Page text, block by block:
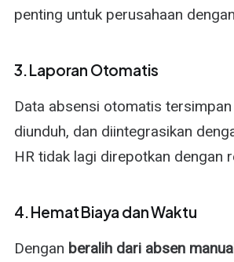
penting untuk perusahaan
3. Laporan Otomatis
Data absensi otomatis
diunduh, dan diintegrasikan
HR tidak lagi direpotkan dengan
4. Hemat Biaya dan Waktu
Dengan beralih dari absen